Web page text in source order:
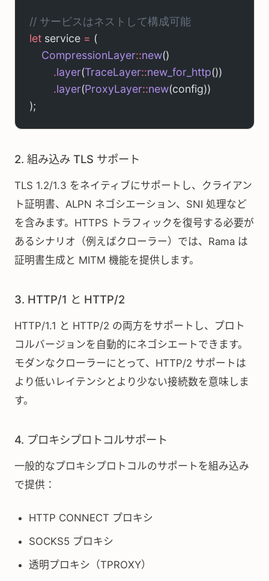
// サービスはネストして構成可能
let service = (
    CompressionLayer
::new()
        .
layer(TraceLayer::new_for_http())
        .
layer(ProxyLayer::new(config))
);
2. 組み込み TLS サポート
TLS 1.2/1.3 をネイティブにサポートし、クライアン
ト証明書、ALPN ネゴシエーション、SNI 処理など
を含みます。HTTPS トラフィックを復号する必要が
あるシナリオ（例えばクローラー）では、Rama は
証明書生成と MITM 機能を提供します。
3. HTTP/1 と HTTP/2
HTTP/1.1 と HTTP/2 の両方をサポートし、プロト
コルバージョンを自動的にネゴシエートできます。
モダンなクローラーにとって、HTTP/2 サポートは
より低いレイテンシとより少ない接続数を意味しま
す。
4. プロキシプロトコルサポート
一般的なプロキシプロトコルのサポートを組み込み
で提供：
HTTP CONNECT プロキシ
SOCKS5 プロキシ
透明プロキシ（TPROXY）